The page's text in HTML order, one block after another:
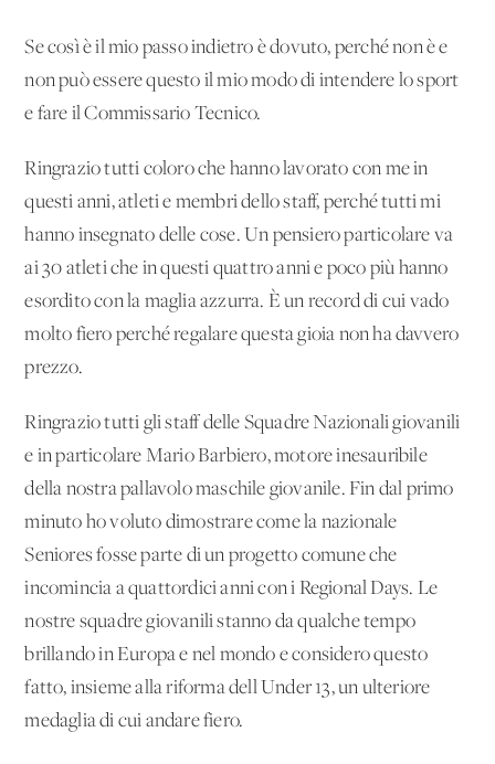
Se così è il mio passo indietro è dovuto, perché non è e
non può essere questo il mio modo di intendere lo sport
e fare il Commissario Tecnico.
Ringrazio tutti coloro che hanno lavorato con me in
questi anni, atleti e membri dello staff, perché tutti mi
hanno insegnato delle cose. Un pensiero particolare va
ai 30 atleti che in questi quattro anni e poco più hanno
esordito con la maglia azzurra. È un record di cui vado
molto fiero perché regalare questa gioia non ha davvero
prezzo.
Ringrazio tutti gli staff delle Squadre Nazionali giovanili
e in particolare Mario Barbiero, motore inesauribile
della nostra pallavolo maschile giovanile. Fin dal primo
minuto ho voluto dimostrare come la nazionale
Seniores fosse parte di un progetto comune che
incomincia a quattordici anni con i Regional Days. Le
nostre squadre giovanili stanno da qualche tempo
brillando in Europa e nel mondo e considero questo
fatto, insieme alla riforma dell'Under 13, un'ulteriore
medaglia di cui andare fiero.